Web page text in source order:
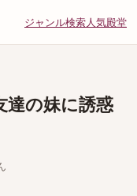
ジャンル検索人気殿堂
達の妹に誘惑